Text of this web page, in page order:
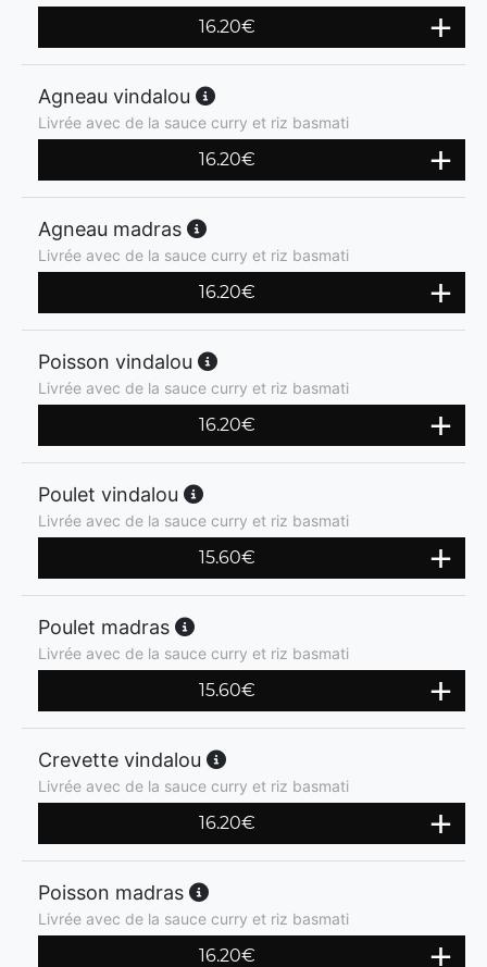
16.20€
Agneau vindalou
Livrée avec de la sauce curry et riz basmati
16.20€
Agneau madras
Livrée avec de la sauce curry et riz basmati
16.20€
Poisson vindalou
Livrée avec de la sauce curry et riz basmati
16.20€
Poulet vindalou
Livrée avec de la sauce curry et riz basmati
15.60€
Poulet madras
Livrée avec de la sauce curry et riz basmati
15.60€
Crevette vindalou
Livrée avec de la sauce curry et riz basmati
16.20€
Poisson madras
Livrée avec de la sauce curry et riz basmati
16.20€